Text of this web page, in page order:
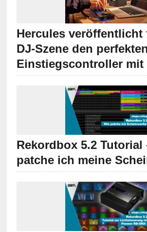
Hercules veröffentlicht
DJ-Szene den
Einstiegscontroller mit
Rekordbox 5.2 Tutorial
patche ich meine